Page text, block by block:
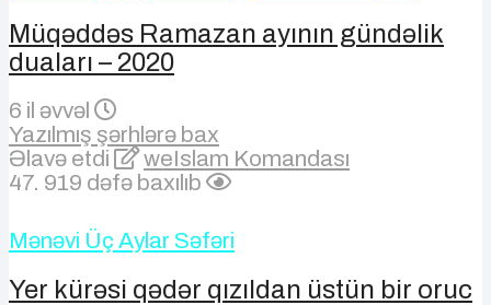
Müqəddəs Ramazan ayının gündəlik
duaları – 2020
6 il əvvəl
Yazılmış şərhlərə bax
Əlavə etdi
weIslam Komandası
47. 919 dəfə baxılıb
Mənəvi Üç Aylar Səfəri
Yer kürəsi qədər qızıldan üstün bir oruc